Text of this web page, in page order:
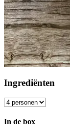
Ingrediënten
In de box